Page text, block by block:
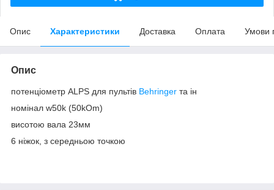
Опис Характеристики Доставка Оплата Умови
Опис
потенціометр ALPS для пультів Behringer та ін
номінал w50k (50kOm)
висотою вала 23мм
6 ніжок, з середньою точкою